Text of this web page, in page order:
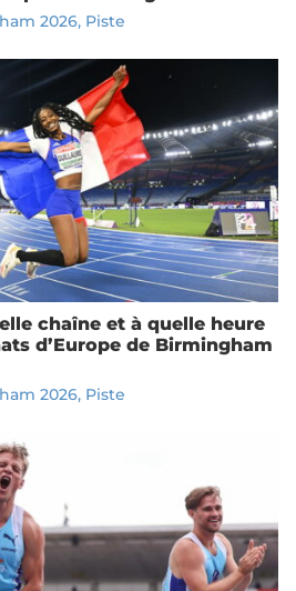
2026, Piste
chaîne et à quelle heure
d’Europe de Birmingham
2026, Piste